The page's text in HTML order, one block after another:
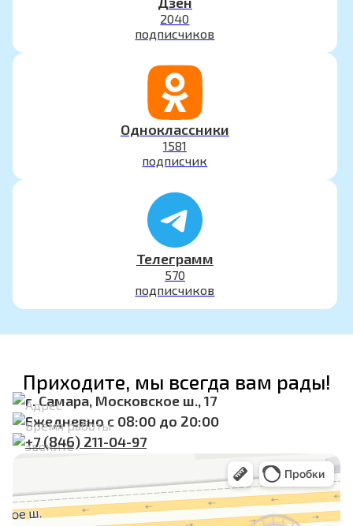
2040
подписчиков
Одноклассники
1581
подписчик
Телеграмм
570
подписчиков
Приходите, мы всегда вам рады!
г. Самара, Московское ш., 17
Адрес
Ежедневно с 08:00 до 20:00
Время работы
+7 (846) 211-04-97
Звоните